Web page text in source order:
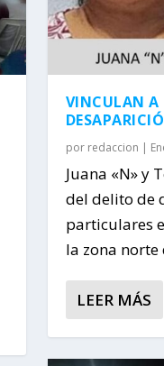
VINCULAN A
por redaccion |
Juana «N» y
del delito de
particulares
la zona
LEER MÁS